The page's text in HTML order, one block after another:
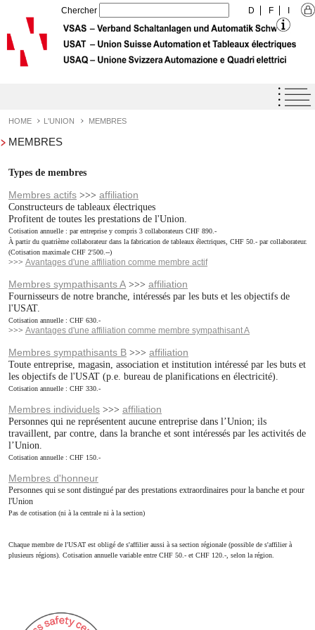
Chercher D F
Agenda
Label de qualité USAT
Prestations
L'Union
Profil de l'Union
Objectifs de l'Union
Organisation
Organe
Membres
Postes ouvertes
Formation
Téléchargements
Offres d'emploi - Apprentissage
Contact
Links
HOME L'UNION MEMBRES
MEMBRES
Types de membres
Membres actifs >>> affiliation
Constructeurs de tableaux électriques
Profitent de toutes les prestations de l'Union.
Cotisation annuelle : par entreprise y compris 3 collaborateurs CHF 890.-
À partir du quatrième collaborateur dans la fabrication de tableaux électriques, CHF 50.- par collaborateur.
(Cotisation maximale CHF 2'500.--)
>>> Avantages d'une affiliation comme membre actif
Membres sympathisants A >>> affiliation
Fournisseurs de notre branche, intéressés par les buts et les objectifs de
l'USAT.
Cotisation annuelle : CHF 630.-
>>> Avantages d'une affiliation comme membre sympathisant A
Membres sympathisants B >>> affiliation
Toute entreprise, magasin, association et institution intéressé par les buts et
les objectifs de l'USAT (p.e. bureau de planifications en électricité).
Cotisation annuelle : CHF 330.-
Membres individuels >>> affiliation
Personnes qui ne représentent aucune entreprise dans l’Union; ils
travaillent, par contre, dans la branche et sont intéressés par les activités de
l’Union.
Cotisation annuelle : CHF 150.-
Membres d'honneur
Personnes qui se sont distingué par des prestations extraordinaires pour la banche et pour
l'Union
Pas de cotisation (ni à la centrale ni à la section)
Chaque membre de l'USAT est obligé de s'affilier aussi à sa section régionale (possible de s'affilier à
plusieurs régions). Cotisation annuelle variable entre CHF 50.- et CHF 120.-, selon la région.